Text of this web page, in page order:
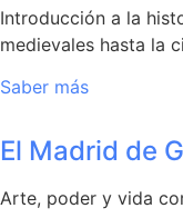
Introducción a la
medievales hasta la
Saber más
El Madrid de
Arte, poder y vida